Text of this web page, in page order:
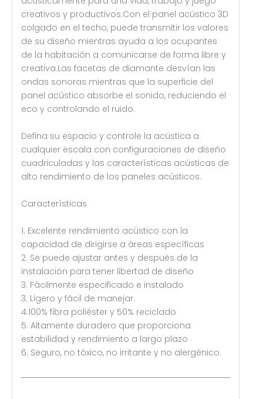
creativos y productivos.Con el panel acústico 3D
colgado en el techo, puede transmitir los valores
de su diseño mientras ayuda a los ocupantes
de la habitación a comunicarse de forma libre y
creativa.Las facetas de diamante desvían las
ondas sonoras mientras que la superficie del
panel acústico absorbe el sonido, reduciendo el
eco y controlando el ruido.
Defina su espacio y controle la acústica a
cualquier escala con configuraciones de diseño
cuadriculadas y las características acústicas de
alto rendimiento de los paneles acústicos.
Características
1. Excelente rendimiento acústico con la
capacidad de dirigirse a áreas específicas
2. Se puede ajustar antes y después de la
instalación para tener libertad de diseño
3. Fácilmente especificado e instalado
3. Ligero y fácil de manejar.
4.100% fibra poliéster y 50% reciclado
5. Altamente duradero que proporciona
estabilidad y rendimiento a largo plazo
6. Seguro, no tóxico, no irritante y no alergénico.